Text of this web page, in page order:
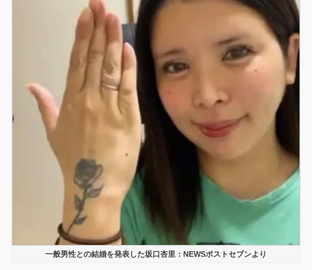
一般男性との結婚を発表した坂口杏里：NEWSポストセブンより